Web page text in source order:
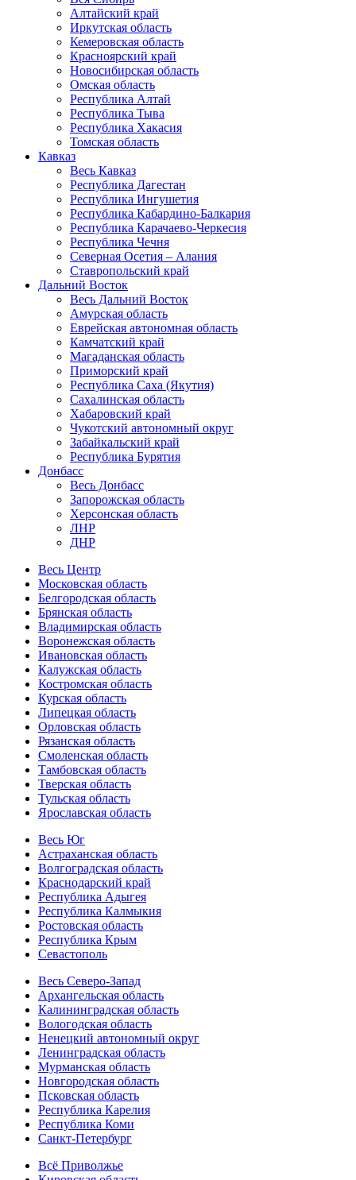
Алтайский край
Иркутская область
Кемеровская область
Красноярский край
Новосибирская область
Омская область
Республика Алтай
Республика Тыва
Республика Хакасия
Томская область
Кавказ
Весь Кавказ
Республика Дагестан
Республика Ингушетия
Республика Кабардино-Балкария
Республика Карачаево-Черкесия
Республика Чечня
Северная Осетия – Алания
Ставропольский край
Дальний Восток
Весь Дальний Восток
Амурская область
Еврейская автономная область
Камчатский край
Магаданская область
Приморский край
Республика Саха (Якутия)
Сахалинская область
Хабаровский край
Чукотский автономный округ
Забайкальский край
Республика Бурятия
Донбасс
Весь Донбасс
Запорожская область
Херсонская область
ЛНР
ДНР
Весь Центр
Московская область
Белгородская область
Брянская область
Владимирская область
Воронежская область
Ивановская область
Калужская область
Костромская область
Курская область
Липецкая область
Орловская область
Рязанская область
Смоленская область
Тамбовская область
Тверская область
Тульская область
Ярославская область
Весь Юг
Астраханская область
Волгоградская область
Краснодарский край
Республика Адыгея
Республика Калмыкия
Ростовская область
Республика Крым
Севастополь
Весь Северо-Запад
Архангельская область
Калининградская область
Вологодская область
Ненецкий автономный округ
Ленинградская область
Мурманская область
Новгородская область
Псковская область
Республика Карелия
Республика Коми
Санкт-Петербург
Всё Приволжье